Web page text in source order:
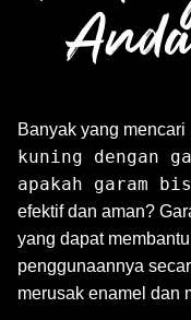
Banyak yang mencari
kuning dengan
apakah garam
efektif dan aman?
yang dapat
penggunaannya
merusak enamel dan